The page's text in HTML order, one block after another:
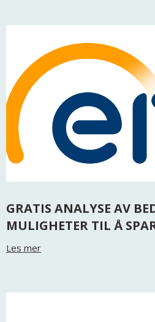
GRATIS ANALYSE AV
MULIGHETER TIL Å
Les mer